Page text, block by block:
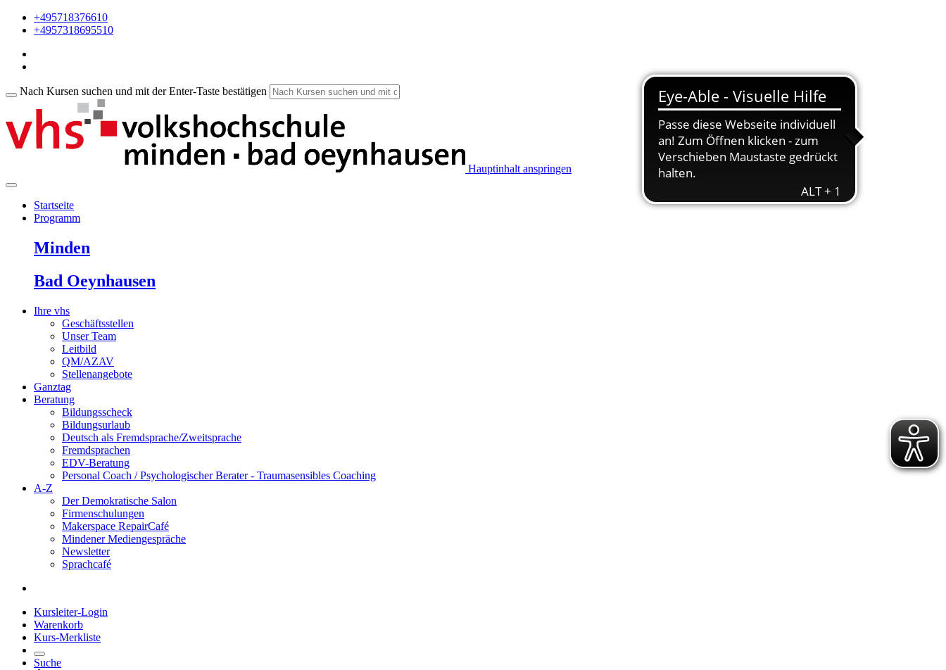
+495718376610
+4957318695510
Nach Kursen suchen und mit der Enter-Taste bestätigen
Hauptinhalt anspringen
Startseite
Programm
Minden
Bad Oeynhausen
Ihre vhs
Geschäftsstellen
Unser Team
Leitbild
QM/AZAV
Stellenangebote
Ganztag
Beratung
Bildungsscheck
Bildungsurlaub
Deutsch als Fremdsprache/Zweitsprache
Fremdsprachen
EDV-Beratung
Personal Coach / Psychologischer Berater - Traumasensibles Coaching
A-Z
Der Demokratische Salon
Firmenschulungen
Makerspace RepairCafé
Mindener Mediengespräche
Newsletter
Sprachcafé
Kursleiter-Login
Warenkorb
Kurs-Merkliste
Suche